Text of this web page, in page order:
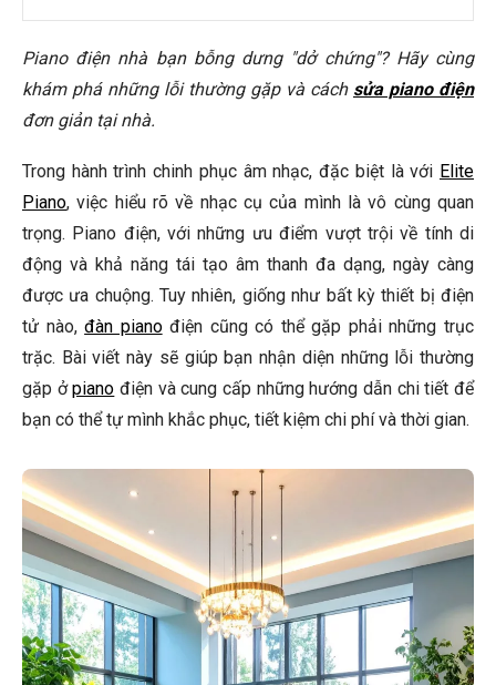
Thực Hành: Sửa Chữa Các Lỗi Đơn Giản
Vệ sinh bàn phím bị kẹt
Vệ sinh jack cắm bị lỏng
Mở Rộng: Khi Nào Cần Đến Thợ Sửa Chữa Chuyên Nghiệp?
Câu Hỏi Thường Gặp
Tại sao piano điện của tôi phát ra tiếng ồn lạ?
Làm thế nào để vệ sinh bàn phím piano điện đúng cách?
Tôi có thể tự thay thế loa cho piano điện không?
🎹 Khám Phá Piano Đẳng Cấp Tại Elite Piano
Kết Luận
Piano điện nhà bạn bỗng dưng "dở chứng"? Hãy cùng
khám phá những lỗi thường gặp và cách sửa piano điện
đơn giản tại nhà.
Trong hành trình chinh phục âm nhạc, đặc biệt là với Elite
Piano, việc hiểu rõ về nhạc cụ của mình là vô cùng quan
trọng. Piano điện, với những ưu điểm vượt trội về tính di
động và khả năng tái tạo âm thanh đa dạng, ngày càng
được ưa chuộng. Tuy nhiên, giống như bất kỳ thiết bị điện
tử nào,đàn pianođiện cũng có thể gặp phải những trục
trặc. Bài viết này sẽ giúp bạn nhận diện những lỗi thường
gặp ởpiano điện và cung cấp những hướng dẫn chi tiết để
bạn có thể tự mình khắc phục, tiết kiệm chi phí và thời gian.